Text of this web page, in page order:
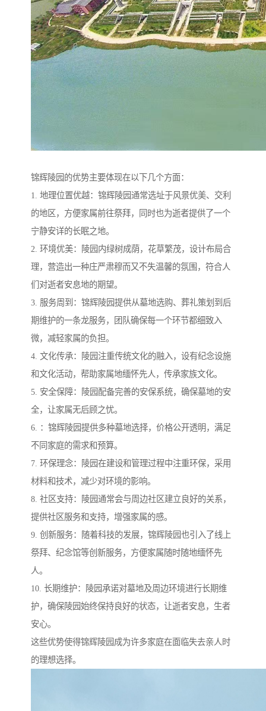
锦辉陵园的优势主要体现在以下几个方面：
1. 地理位置优越：锦辉陵园通常选址于风景优美、交利
的地区，方便家属前往祭拜，同时也为逝者提供了一个
宁静安详的长眠之地。
2. 环境优美：陵园内绿树成荫，花草繁茂，设计布局合
理，营造出一种庄严肃穆而又不失温馨的氛围，符合人
们对逝者安息地的期望。
3. 服务周到：锦辉陵园提供从墓地选购、葬礼策划到后
期维护的一条龙服务，团队确保每一个环节都细致入
微，减轻家属的负担。
4. 文化传承：陵园注重传统文化的融入，设有纪念设施
和文化活动，帮助家属地缅怀先人，传承家族文化。
5. 安全保障：陵园配备完善的安保系统，确保墓地的安
全，让家属无后顾之忧。
6. ：锦辉陵园提供多种墓地选择，价格公开透明，满足
不同家庭的需求和预算。
7. 环保理念：陵园在建设和管理过程中注重环保，采用
材料和技术，减少对环境的影响。
8. 社区支持：陵园通常会与周边社区建立良好的关系，
提供社区服务和支持，增强家属的感。
9. 创新服务：随着科技的发展，锦辉陵园也引入了线上
祭拜、纪念馆等创新服务，方便家属随时随地缅怀先
人。
10. 长期维护：陵园承诺对墓地及周边环境进行长期维
护，确保陵园始终保持良好的状态，让逝者安息，生者
安心。
这些优势使得锦辉陵园成为许多家庭在面临失去亲人时
的理想选择。